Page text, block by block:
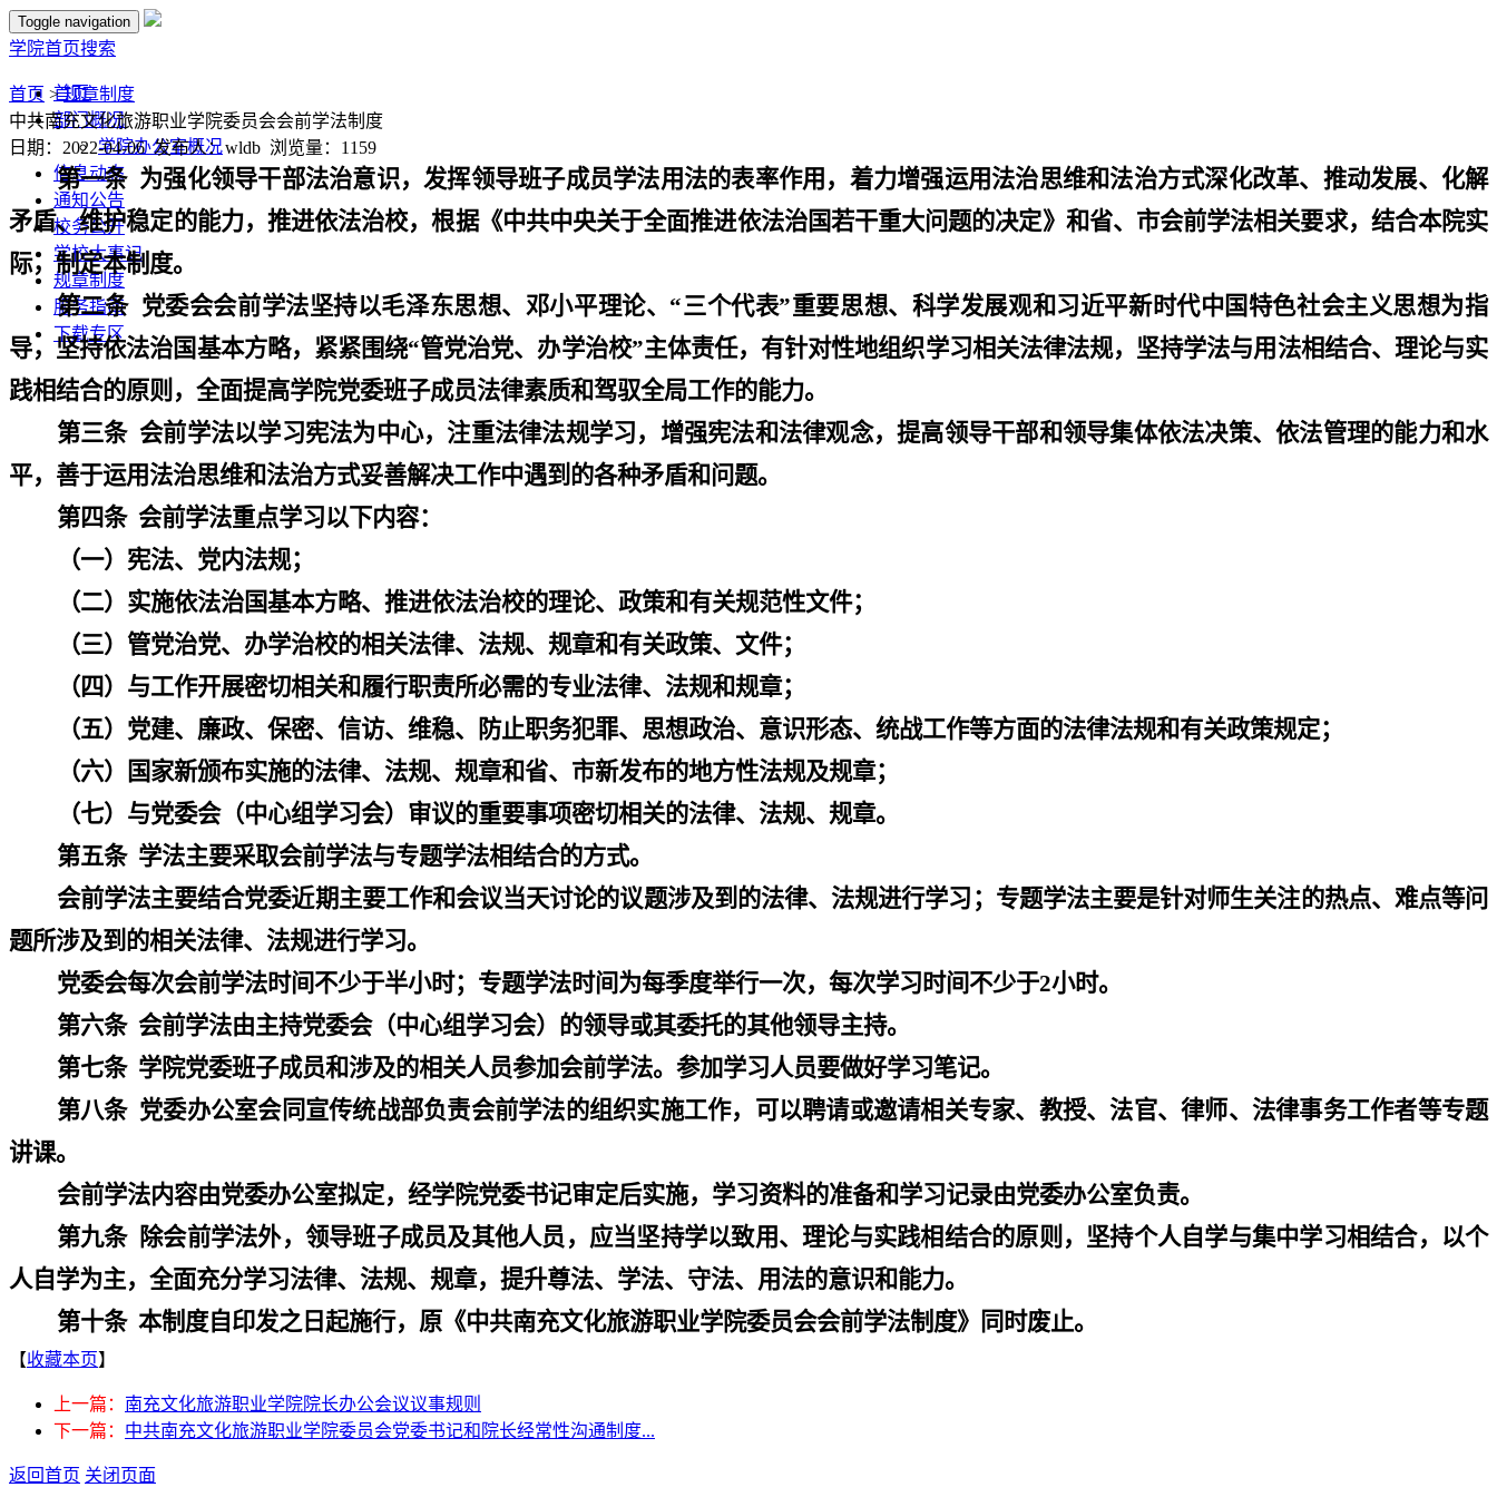
Toggle navigation
学院首页搜索
首页
部门概况
学院办公室概况
信息动态
通知公告
校务公开
学校大事记
规章制度
服务指南
下载专区
首页 >规章制度
中共南充文化旅游职业学院委员会会前学法制度
日期：2022-04-06 发布人：wldb 浏览量： 1159
第一条 为强化领导干部法治意识，发挥领导班子成员学法用法的表率作用，着力增强运用法治思维和法治方式深化改革、推动发展、化解
矛盾、维护稳定的能力，推进依法治校，根据《中共中央关于全面推进依法治国若干重大问题的决定》和省、市会前学法相关要求，结合本院实
际，制定本制度。
第二条 党委会会前学法坚持以毛泽东思想、邓小平理论、 “三个代表”重要思想、科学发展观和习近平新时代中国特色社会主义思想为指
导，坚持依法治国基本方略，紧紧围绕“管党治党、办学治校”主体责任，有针对性地组织学习相关法律法规，坚持学法与用法相结合、理论与实
践相结合的原则，全面提高学院党委班子成员法律素质和驾驭全局工作的能力。
第三条 会前学法以学习宪法为中心，注重法律法规学习，增强宪法和法律观念，提高领导干部和领导集体依法决策、依法管理的能力和水
平，善于运用法治思维和法治方式妥善解决工作中遇到的各种矛盾和问题。
第四条 会前学法重点学习以下内容：
（一）宪法、党内法规；
（二）实施依法治国基本方略、推进依法治校的理论、政策和有关规范性文件；
（三）管党治党、办学治校的相关法律、法规、规章和有关政策、文件；
（四）与工作开展密切相关和履行职责所必需的专业法律、法规和规章；
（五）党建、廉政、保密、信访、维稳、防止职务犯罪、思想政治、意识形态、统战工作等方面的法律法规和有关政策规定；
（六）国家新颁布实施的法律、法规、规章和省、市新发布的地方性法规及规章；
（七）与党委会（中心组学习会）审议的重要事项密切相关的法律、法规、规章。
第五条 学法主要采取会前学法与专题学法相结合的方式。
会前学法主要结合党委近期主要工作和会议当天讨论的议题涉及到的法律、法规进行学习；专题学法主要是针对师生关注的热点、难点等问
题所涉及到的相关法律、法规进行学习。
党委会每次会前学法时间不少于半小时；专题学法时间为每季度举行一次，每次学习时间不少于2小时。
第六条 会前学法由主持党委会（中心组学习会）的领导或其委托的其他领导主持。
第七条 学院党委班子成员和涉及的相关人员参加会前学法。参加学习人员要做好学习笔记。
第八条 党委办公室会同宣传统战部负责会前学法的组织实施工作，可以聘请或邀请相关专家、教授、法官、律师、法律事务工作者等专题
讲课。
会前学法内容由党委办公室拟定，经学院党委书记审定后实施，学习资料的准备和学习记录由党委办公室负责。
第九条
除会前学法外，领导班子成员及其他人员，应当坚持学以致用、理论与实践相结合的原则，坚持个人自学与集中学习相结合，以个
人自学为主，全面充分学习法律、法规、规章，提升尊法、学法、守法、用法的意识和能力。
第十条 本制度自印发之日起施行，原《中共南充文化旅游职业学院委员会会前学法制度》同时废止。
【收藏本页】
上一篇： 南充文化旅游职业学院院长办公会议议事规则
下一篇： 中共南充文化旅游职业学院委员会党委书记和院长经常性沟通制度...
返回首页 关闭页面